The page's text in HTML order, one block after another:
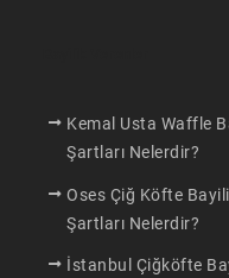
Kemal Usta Waffle
Şartları Nelerdir?
Oses Çiğ Köfte
Şartları Nelerdir?
İstanbul Çiğköfte